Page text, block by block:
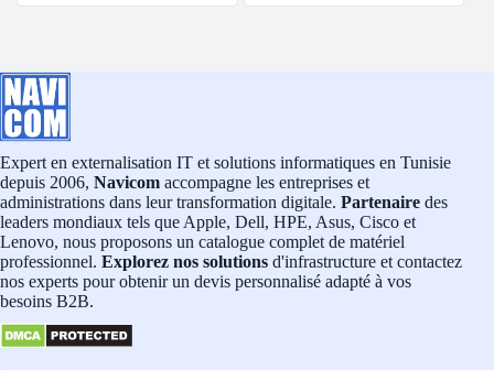
Expert en externalisation IT et solutions informatiques en Tunisie
depuis 2006, Navicom accompagne les entreprises et
administrations dans leur transformation digitale. Partenaire des
leaders mondiaux tels que Apple, Dell, HPE, Asus, Cisco et
Lenovo, nous proposons un catalogue complet de matériel
professionnel. Explorez nos solutions d'infrastructure et contactez
nos experts pour obtenir un devis personnalisé adapté à vos
besoins B2B.